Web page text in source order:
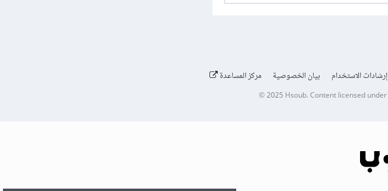
إرشادات الاستخدام بيان الخصوصية مركز المساعدة
© 2025 Hsoub.Content licensed under